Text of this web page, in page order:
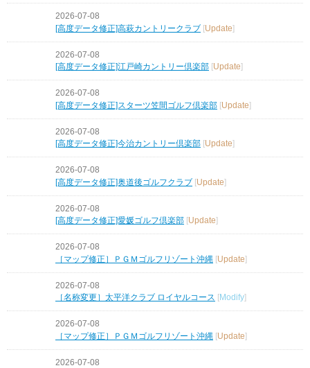
2026-07-08
[高度データ修正]高萩カントリークラブ [Update]
2026-07-08
[高度データ修正]江戸崎カントリー倶楽部 Update
2026-07-08
[高度データ修正]スターツ笠間ゴルフ倶楽部 [Update]
2026-07-08
[高度データ修正]今治カントリー倶楽部 Update
2026-07-08
[高度データ修正]奥道後ゴルフクラブ [Update]
2026-07-08
[高度データ修正]愛媛ゴルフ倶楽部 Update
2026-07-08
［マップ修正］ＰＧＭゴルフリゾート沖縄 [Update]
2026-07-08
［名称変更］太平洋クラブ ロイヤルコース [Modify]
2026-07-08
［マップ修正］ＰＧＭゴルフリゾート沖縄 [Update]
2026-07-08